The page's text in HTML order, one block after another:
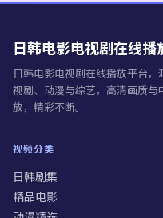
日韩电影电视剧在线播
日韩电影电视剧在线播放平台，
视剧、动漫与综艺，高清画质
放，精彩不断。
视频分类
日韩剧集
精品电影